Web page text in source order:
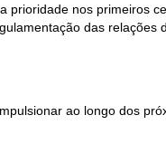
prioridade nos primeiros
das relações
ao longo dos